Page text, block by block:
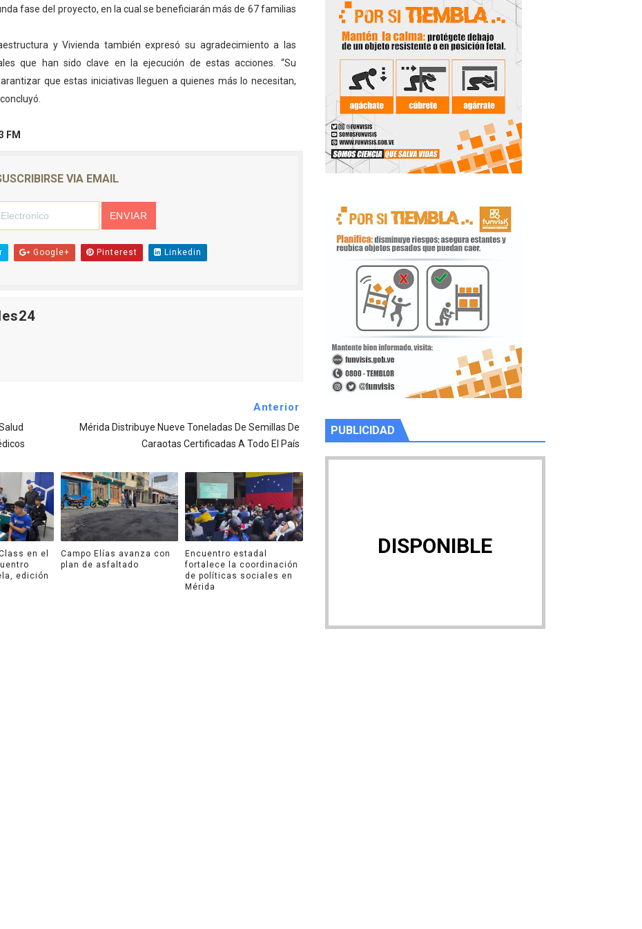
autogobierno en Mérida con plan de actualización y atención territorial
del OAN para la instalación del detector Cherenkov de agua
marco del Encuentro LAGO Venezuela, edición Mérida
plan de asfaltado
la coordinación de políticas sociales en Mérida
fase del proyecto, en la cual se beneficiarán más de 67 familias
y Vivienda también expresó su agradecimiento a las
que han sido clave en la ejecución de estas acciones. “Su
que estas iniciativas lleguen a quienes más lo necesitan,
FM
VIA EMAIL
Google+ Pinterest Linkedin
Anterior
Mérida Distribuye Nueve Toneladas De Semillas De
Caraotas Certificadas A Todo El País
en el
edición
Campo Elías avanza con
plan de asfaltado
Encuentro estadal
fortalece la coordinación
de políticas sociales en
Mérida
PUBLICIDAD
DISPONIBLE